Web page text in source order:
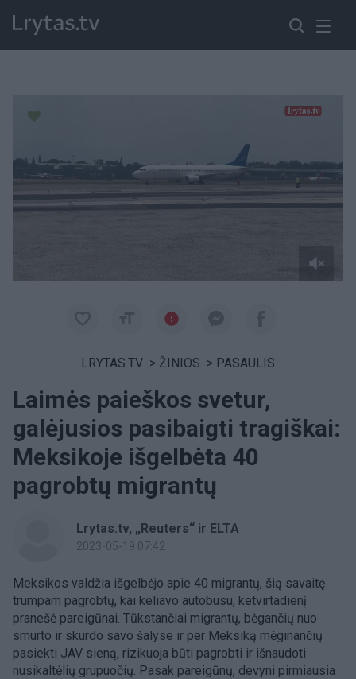
LRYTAS.TV > ŽINIOS > PASAULIS
Laimės paieškos svetur,
galėjusios pasibaigti tragiškai:
Meksikoje išgelbėta 40
pagrobtų migrantų
Lrytas.tv, „Reuters“ ir ELTA
2023-05-19 07:42
Meksikos valdžia išgelbėjo apie 40 migrantų, šią savaitę
trumpam pagrobtų, kai keliavo autobusu, ketvirtadienį
pranešė pareigūnai. Tūkstančiai migrantų, bėgančių nuo
smurto ir skurdo savo šalyse ir per Meksiką mėginančių
pasiekti JAV sieną, rizikuoja būti pagrobti ir išnaudoti
nusikaltėlių grupuočių. Pasak pareigūnų, devyni pirmiausia